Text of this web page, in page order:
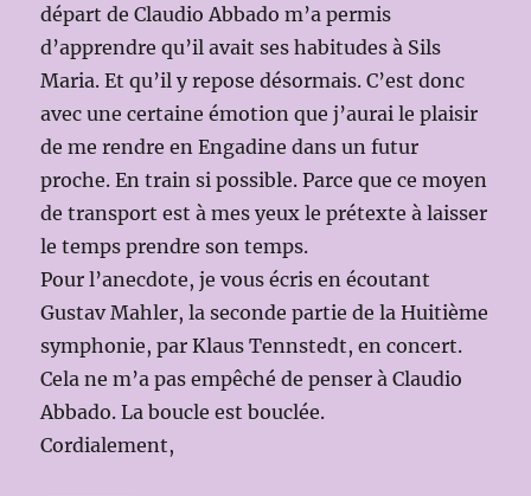
départ de Claudio Abbado m’a permis
d’apprendre qu’il avait ses habitudes à Sils
Maria. Et qu’il y repose désormais. C’est donc
avec une certaine émotion que j’aurai le plaisir
de me rendre en Engadine dans un futur
proche. En train si possible. Parce que ce moyen
de transport est à mes yeux le prétexte à laisser
le temps prendre son temps.
Pour l’anecdote, je vous écris en écoutant
Gustav Mahler, la seconde partie de la Huitième
symphonie, par Klaus Tennstedt, en concert.
Cela ne m’a pas empêché de penser à Claudio
Abbado. La boucle est bouclée.
Cordialement,